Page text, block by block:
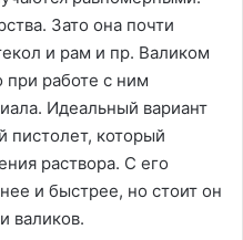
Зато она почти
и рам и пр. Валиком
при работе с ним
Идеальный вариант
пистолет, который
раствора. С его
и быстрее, но стоит он
валиков.